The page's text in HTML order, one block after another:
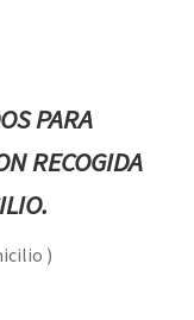
PARA
RECOGIDA
)